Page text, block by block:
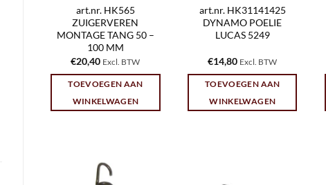
art.nr. HK565
ZUIGERVEREN
MONTAGE TANG 50 –
100 MM
€20,40 Excl. BTW
TOEVOEGEN AAN
WINKELWAGEN
art.nr. HK31141425
DYNAMO POELIE
LUCAS 5249
€14,80 Excl. BTW
TOEVOEGEN AAN
WINKELWAGEN